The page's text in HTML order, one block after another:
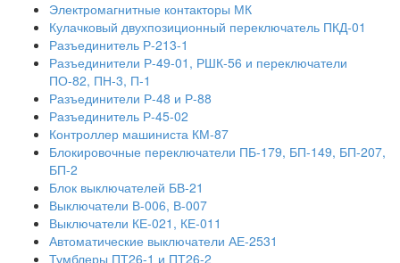
Электромагнитные контакторы МК
Кулачковый двухпозиционный переключатель ПКД-01
Разъединитель Р-213-1
Разъединители Р-49-01, РШК-56 и переключатели
ПО-82, ПН-3, П-1
Разъединители Р-48 и Р-88
Разъединитель Р-45-02
Контроллер машиниста КМ-87
Блокировочные переключатели ПБ-179, БП-149, БП-207,
БП-2
Блок выключателей БВ-21
Выключатели В-006, В-007
Выключатели КЕ-021, КЕ-011
Автоматические выключатели АЕ-2531
Тумблеры ПТ26-1 и ПТ26-2